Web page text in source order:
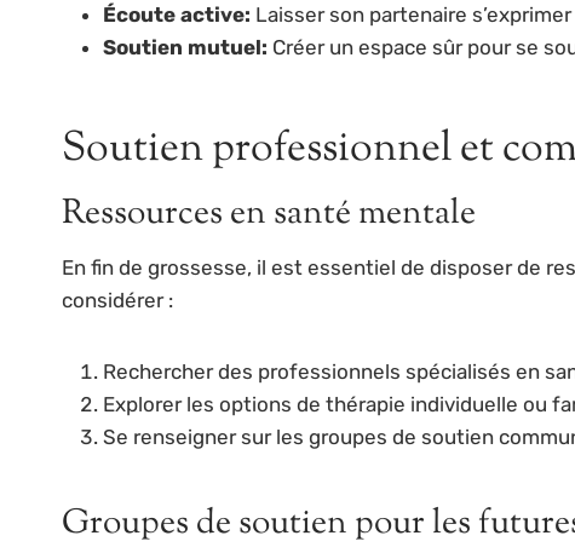
Écoute active: Laisser son partenaire
Soutien mutuel: Créer un espace sûr pour se
Soutien professionnel et
Ressources en santé mentale
En fin de grossesse, il est essentiel de disposer de
considérer :
Rechercher des professionnels spécialisés en
Explorer les options de thérapie individuelle ou
Se renseigner sur les groupes de soutien
Groupes de soutien pour les